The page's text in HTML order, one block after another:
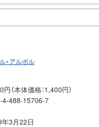
・アルボル
（本体価格：1,400円）
4-488-15706-7
3月22日